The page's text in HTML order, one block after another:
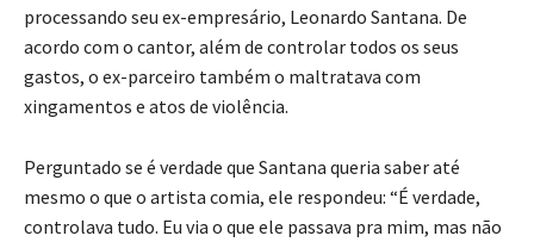
processando seu ex-empresário, Leonardo Santana. De
acordo com o cantor, além de controlar todos os seus
gastos, o ex-parceiro também o maltratava com
xingamentos e atos de violência.
Perguntado se é verdade que Santana queria saber até
mesmo o que o artista comia, ele respondeu: “É verdade,
controlava tudo. Eu via o que ele passava pra mim, mas não